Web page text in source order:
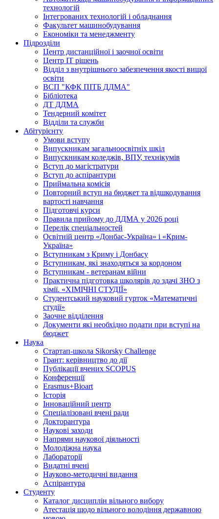
технологій
Інтегрованих технологій і обладнання
Факультет машинобудування
Економіки та менеджменту
Підрозділи
Центр дистанційної і заочної освіти
Центр ІТ рішень
Відділ з внутрішнього забезпечення якості вищої
освіти
ВСП "КФК ПІТБ ДДМА"
Бібліотека
ДТ ДДМА
Тендерний комітет
Відділи та служби
Абітурієнту
Умови вступу
Випускникам загальноосвітніх шкіл
Випускникам коледжів, ВПУ, технікумів
Вступ до магістратури
Вступ до аспірантури
Приймальна комісія
Повторний вступ на бюджет та відшкодування
вартості навчання
Підготовчі курси
Правила прийому до ДДМА у 2026 році
Перелік спеціальностей
Освітній центр «Донбас-Україна» і «Крим-
Україна»
Вступникам з Криму і Донбасу
Вступникам, які знаходяться за кордоном
Вступникам - ветеранам війни
Практична підготовка школярів до здачі ЗНО з
хімії. «ХІМІЧНІ СТУДІЇ»
Студентський науковий гурток «Математичні
студії»
Заочне відділення
Документи які необхідно подати при вступі на
бюджет
Наука
Стартап-школа Sikorsky Challenge
Грант: керівництво до дії
Публікації вчених SCOPUS
Конференції
Erasmus+Bioart
Історія
Інноваційний центр
Спеціалізовані вчені ради
Докторантура
Наукові заходи
Напрями наукової діяльності
Молодіжна наука
Лабораторії
Видатні вчені
Науково-методичні видання
Аспірантура
Студенту
Каталог дисциплін вільного вибору
Атестація щодо вільного володіння державною